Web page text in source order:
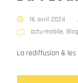
16 avril 2024
actu-mobile, Blog
La rediffusion &